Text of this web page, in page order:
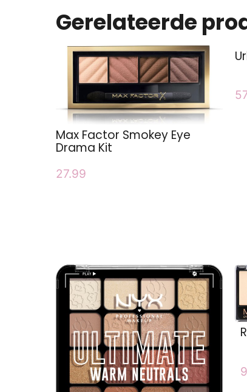
Gerelateerde
Max Factor Smokey Eye
Drama Kit
27.99